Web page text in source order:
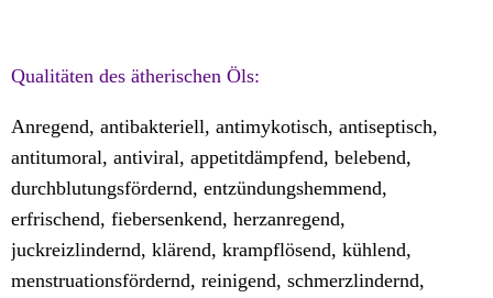
Qualitäten des ätherischen Öls:
Anregend, antibakteriell, antimykotisch, antiseptisch,
antitumoral, antiviral, appetitdämpfend, belebend,
durchblutungsfördernd, entzündungshemmend,
erfrischend, fiebersenkend, herzanregend,
juckreizlindernd, klärend, krampflösend, kühlend,
menstruationsfördernd, reinigend, schmerzlindernd,